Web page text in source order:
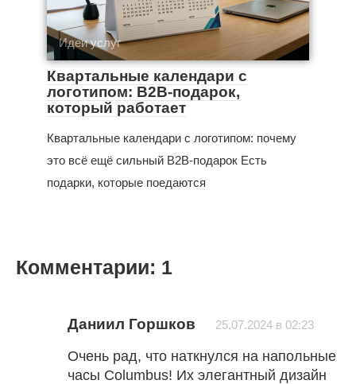
Идеи услуг
Квартальные календари с
логотипом: B2B-подарок,
который работает
Квартальные календари с логотипом: почему
это всё ещё сильный B2B-подарок Есть
подарки, которые поедаются
Комментарии: 1
Даниил Горшков 25.07.2024 в 02:23
Очень рад, что наткнулся на напольные
часы Columbus! Их элегантный дизайн